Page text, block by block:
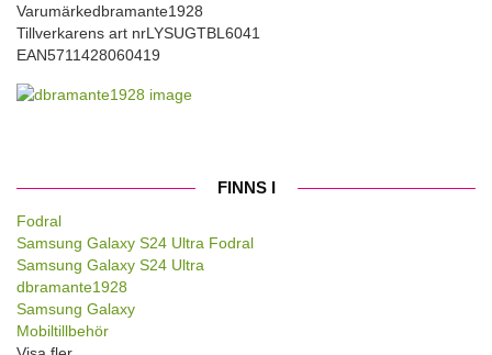
Varumärkedbramante1928
Tillverkarens art nrLYSUGTBL6041
EAN5711428060419
FINNS I
Fodral
Samsung Galaxy S24 Ultra Fodral
Samsung Galaxy S24 Ultra
dbramante1928
Samsung Galaxy
Mobiltillbehör